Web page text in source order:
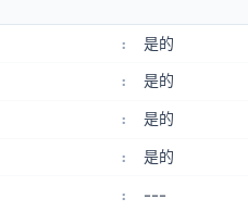
: 是的
: 是的
: 是的
: 是的
: ---